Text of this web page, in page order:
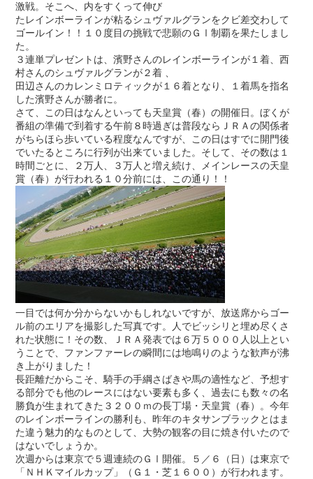
激戦。そこへ、内をすくって伸び
たレインボーラインが粘るシュヴァルグランをクビ差交わして
ゴールイン！！１０度目の挑戦で悲願のＧⅠ制覇を果たしまし
た。
３連単プレゼントは、濱野さんのレインボーラインが１着、西
村さんのシュヴァルグランが２着 、
田辺さんのカレンミロティックが１６着となり、１着馬を指名
した濱野さんが勝者に。
さて、この日はなんといっても天皇賞（春）の開催日。ぼくが
番組の準備で到着する午前８時過ぎは普段ならＪＲＡの関係者
がちらほら歩いている程度なんですが、この日はすでに開門後
でいたるところに行列が出来ていました。そして、その数は１
時間ごとに、２万人、３万人と増え続け、メインレースの天皇
賞（春）が行われる１０分前には、この通り！！
一目では何か分からないかもしれないですが、放送席からゴー
ル前のエリアを撮影した写真です。人でビッシリと埋め尽くさ
れた状態に！その数、ＪＲＡ発表では６万５０００人以上とい
うことで、ファンファーレの瞬間には地鳴りのような歓声が沸
き上がりました！
長距離だからこそ、騎手の手綱さばきや馬の適性など、予想す
る部分でも他のレースにはない要素も多く、過去にも数々の名
勝負が生まれてきた３２００ｍの長丁場・天皇賞（春）。今年
のレインボーラインの勝利も、昨年のキタサンブラックとはま
た違う魅力的なものとして、大勢の観客の目に焼き付いたので
はないでしょうか。
次週からは東京で５週連続のＧⅠ開催。５／６（日）は東京で
「ＮＨＫマイルカップ」（Ｇ１・芝１６００）が行われます。